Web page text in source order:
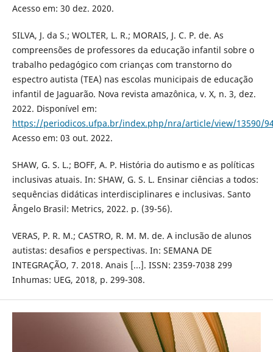
Acesso em: 30 dez. 2020.
SILVA, J. da S.; WOLTER, L. R.; MORAIS, J. C. P. de. As
compreensões de professores da educação infantil sobre o
trabalho pedagógico com crianças com transtorno do
espectro autista (TEA) nas escolas municipais de educação
infantil de Jaguarão. Nova revista amazônica, v. X, n. 3, dez.
2022. Disponível em:
https://periodicos.ufpa.br/index.php/nra/article/view/13590/
Acesso em: 03 out. 2022.
SHAW, G. S. L.; BOFF, A. P. História do autismo e as políticas
inclusivas atuais. In: SHAW, G. S. L. Ensinar ciências a todos:
sequências didáticas interdisciplinares e inclusivas. Santo
Ângelo Brasil: Metrics, 2022. p. (39-56).
VERAS, P. R. M.; CASTRO, R. M. M. de. A inclusão de alunos
autistas: desafios e perspectivas. In: SEMANA DE
INTEGRAÇÃO, 7. 2018. Anais [...]. ISSN: 2359-7038 299
Inhumas: UEG, 2018, p. 299-308.